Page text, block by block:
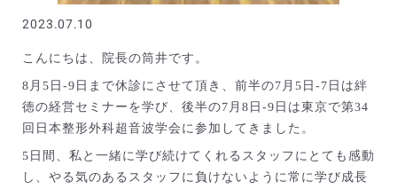
2023.07.10
こんにちは、院長の筒井です。
8月5日-9日まで休診にさせて頂き、前半の7月5日-7日は絆
徳の経営セミナーを学び、後半の7月8日-9日は東京で第34
回日本整形外科超音波学会に参加してきました。
5日間、私と一緒に学び続けてくれるスタッフにとても感動
し、やる気のあるスタッフに負けないように常に学び成長